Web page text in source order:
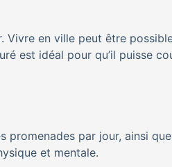
Vivre en ville peut être
est idéal pour qu’il puisse
promenades par jour, ainsi
et mentale.